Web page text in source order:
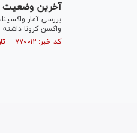
آخرین وضعیت
بررسی آمار
واکسن کرونا داشته
کد خبر: ۷۷۰۰۱۲ تاریخ انتشار : ۱۴۰۰/۰۸/۰۸